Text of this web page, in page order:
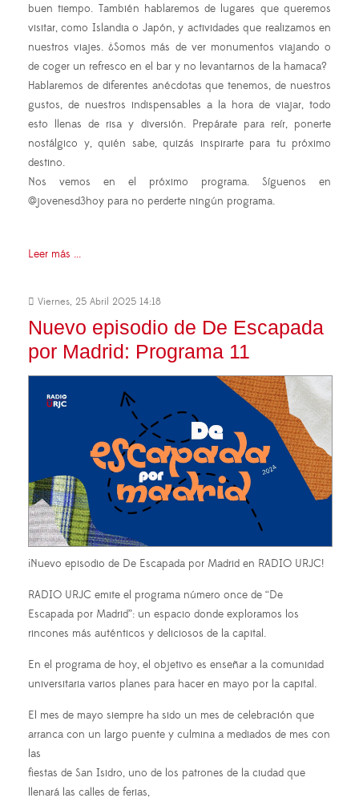
buen tiempo. También hablaremos de lugares que queremos
visitar, como Islandia o Japón, y actividades que realizamos en
nuestros viajes. ¿Somos más de ver monumentos viajando o
de coger un refresco en el bar y no levantarnos de la hamaca?
Hablaremos de diferentes anécdotas que tenemos, de nuestros
gustos, de nuestros indispensables a la hora de viajar, todo
esto llenas de risa y diversión. Prepárate para reír, ponerte
nostálgico y, quién sabe, quizás inspirarte para tu próximo
destino.
Nos vemos en el próximo programa. Síguenos en
@jovenesd3hoy para no perderte ningún programa.
Leer más ...
Viernes, 25 Abril 2025 14:18
Nuevo episodio de De Escapada
por Madrid: Programa 11
¡Nuevo episodio de De Escapada por Madrid en RADIO URJC!
RADIO URJC emite el programa número once de “De
Escapada por Madrid”: un espacio donde exploramos los
rincones más auténticos y deliciosos de la capital.
En el programa de hoy, el objetivo es enseñar a la comunidad
universitaria varios planes para hacer en mayo por la capital.
El mes de mayo siempre ha sido un mes de celebración que
arranca con un largo puente y culmina a mediados de mes con
las
fiestas de San Isidro, uno de los patrones de la ciudad que
llenará las calles de ferias,